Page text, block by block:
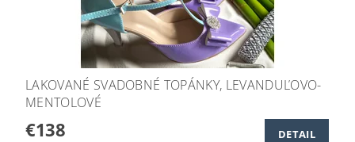
LAKOVANÉ SVADOBNÉ TOPÁNKY, LEVANDUĽOVO-
MENTOLOVÉ
€138 DETAIL